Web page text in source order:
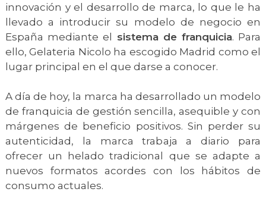
innovación y el desarrollo de marca, lo que le ha
llevado a introducir su modelo de negocio en
España mediante el sistema de franquicia. Para
ello, Gelateria Nicolo ha escogido Madrid como el
lugar principal en el que darse a conocer.
A día de hoy, la marca ha desarrollado un modelo
de franquicia de gestión sencilla, asequible y con
márgenes de beneficio positivos. Sin perder su
autenticidad, la marca trabaja a diario para
ofrecer un helado tradicional que se adapte a
nuevos formatos acordes con los hábitos de
consumo actuales.